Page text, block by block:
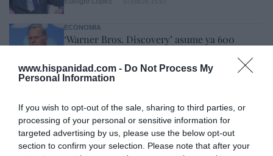
www.hispanidad.com - Do Not Process My
Personal Information
If you wish to opt-out of the sale, sharing to third parties, or
processing of your personal or sensitive information for
targeted advertising by us, please use the below opt-out
section to confirm your selection. Please note that after your
ECONOMÍA
‘Warner Bros. Discovery’ asume ya 600
Paramount
Cristina Martín
ECONOMÍA
La ‘low cost’ británica easyJet pasará a manos
del peor fondo posible: Apollo... pero no
podrá hacerse con el control total
Cristina Martín 07/08/26 14:09